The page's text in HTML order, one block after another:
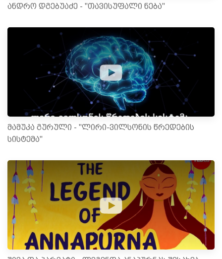
ანდრო დგებუაძე - "თავისუფალი ნება"
მამუკა გურული - "ლირი-ვილსონის წრედების
სისტემა"